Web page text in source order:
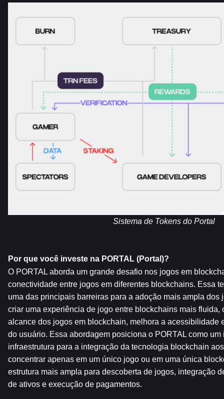
Sistema de Tokens do Portal
Por que você investe na PORTAL (Portal)?
O PORTAL aborda um grande desafio nos jogos em
conectividade entre jogos em diferentes blockchains. Essa
uma das principais barreiras para a adoção mais ampla dos
criar uma experiência de jogo entre blockchains mais fluida,
alcance dos jogos em blockchain, melhora a acessibilidade
do usuário. Essa abordagem posiciona o PORTAL como um
infraestrutura para a integração da tecnologia blockchain
concentrar apenas em um único jogo ou em uma única
estrutura mais ampla para descoberta de jogos, integração
de ativos e execução de pagamentos.